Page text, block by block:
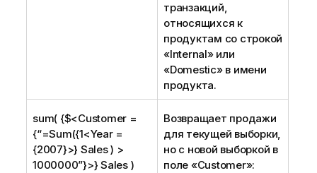
транзакций,
относящихся к
продуктам со строкой
«Internal» или
«Domestic» в имени
продукта.
sum( {$<Customer =
{“=Sum({1<Year =
{2007}>} Sales ) >
1000000”}>} Sales )
Возвращает продажи
для текущей выборки,
но с новой выборкой в
поле «Customer»: